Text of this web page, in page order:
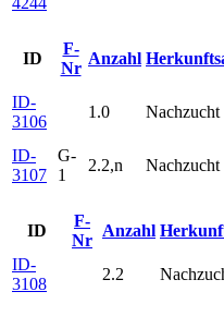
ID
F-
Nr
Anzahl
ID-
3106
1.0 Nachzucht
ID-
3107
G-
1
2.2,n Nachzucht
ID
F-
Nr
Anzahl
ID-
3108
2.2